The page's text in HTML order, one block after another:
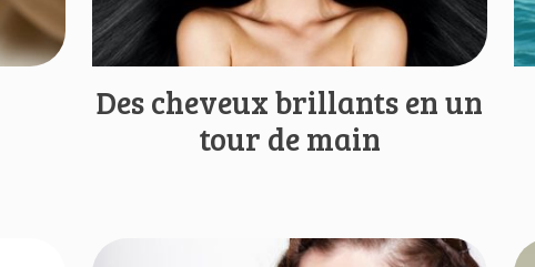
Des cheveux brillants en un
tour de main